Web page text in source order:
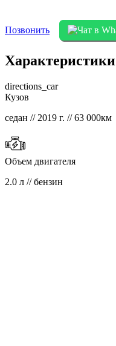
Позвонить
Характеристики
directions_car
Кузов
седан // 2019 г. // 63 000км
Объем двигателя
2.0 л // бензин